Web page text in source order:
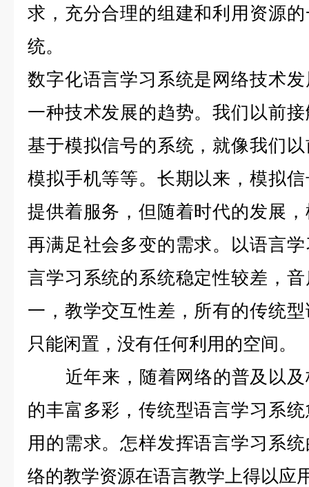
求，充分合理的组建和利用资源
统。
数字化语言学习系统是网络技术
一种技术发展的趋势。我们以前
基于模拟信号的系统，就像我们
模拟手机等等。长期以来，模拟
提供着服务，但随着时代的发展
再满足社会多变的需求。以语言
言学习系统的系统稳定性较差，
一，教学交互性差，所有的传统
只能闲置，没有任何利用的空间。
近年来，随着网络的普及以及
的丰富多彩，传统型语言学习系
用的需求。怎样发挥语言学习系
络的教学资源在语言教学上得以应